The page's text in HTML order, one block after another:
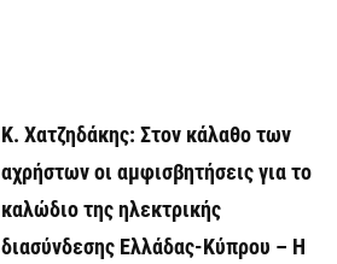
Κ. Χατζηδάκης: Στον κάλαθο των
αχρήστων οι αμφισβητήσεις για το
καλώδιο της ηλεκτρικής
διασύνδεσης Ελλάδας-Κύπρου – Η